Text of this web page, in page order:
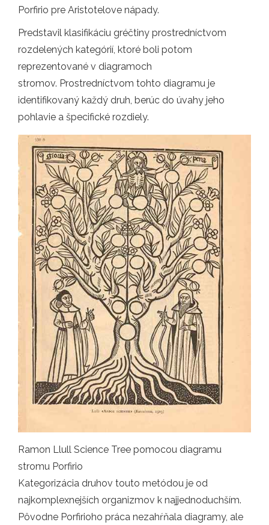
Porfirio pre Aristotelove nápady.
Predstavil klasifikáciu gréčtiny prostredníctvom
rozdelených kategórií, ktoré boli potom
reprezentované v diagramoch
stromov. Prostredníctvom tohto diagramu je
identifikovaný každý druh, berúc do úvahy jeho
pohlavie a špecifické rozdiely.
Ramon Llull Science Tree pomocou diagramu
stromu Porfirio
Kategorizácia druhov touto metódou je od
najkomplexnejších organizmov k najjednoduchším.
Pôvodne Porfirioho práca nezahŕňala diagramy, ale